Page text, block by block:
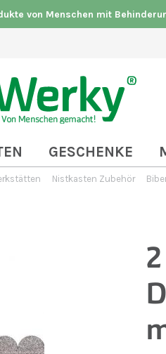
von Menschen mit
GESCHENKE
Nistkasten Zubehör